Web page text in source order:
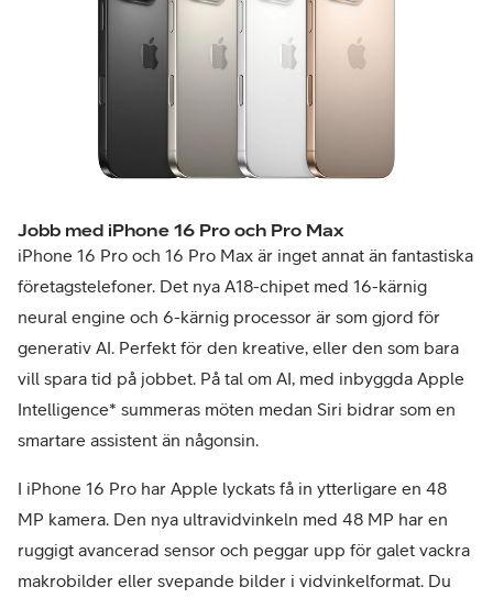
Jobb med iPhone 16 Pro och Pro Max
iPhone 16 Pro och 16 Pro Max är inget annat än fantastiska
företagstelefoner. Det nya A18-chipet med 16-kärnig
neural engine och 6-kärnig processor är som gjord för
generativ AI. Perfekt för den kreative, eller den som bara
vill spara tid på jobbet. På tal om AI, med inbyggda Apple
Intelligence* summeras möten medan Siri bidrar som en
smartare assistent än någonsin.
I iPhone 16 Pro har Apple lyckats få in ytterligare en 48
MP kamera. Den nya ultravidvinkeln med 48 MP har en
ruggigt avancerad sensor och peggar upp för galet vackra
makrobilder eller svepande bilder i vidvinkelformat. Du